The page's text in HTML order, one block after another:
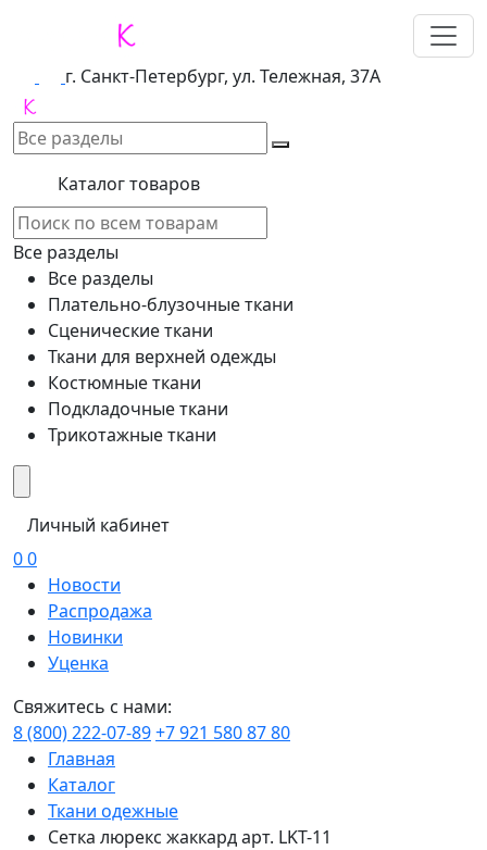
г. Санкт-Петербург, ул. Тележная, 37А
Каталог товаров
Все разделы
Все разделы
Плательно-блузочные ткани
Сценические ткани
Ткани для верхней одежды
Костюмные ткани
Подкладочные ткани
Трикотажные ткани
Личный кабинет
00
Новости
Распродажа
Новинки
Уценка
Свяжитесь с нами:
8 (800) 222-07-89+7 921 580 87 80
Главная
Каталог
Ткани одежные
Сетка люрекс жаккард арт. LKT-11